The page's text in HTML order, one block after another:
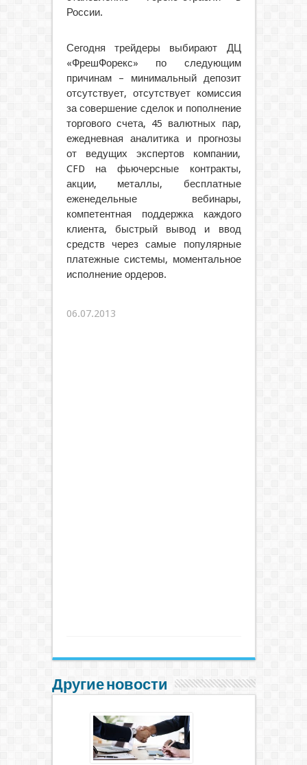
России.
Сегодня трейдеры выбирают ДЦ
«ФрешФорекс» по следующим
причинам – минимальный депозит
отсутствует, отсутствует комиссия
за совершение сделок и пополнение
торгового счета, 45 валютных пар,
ежедневная аналитика и прогнозы
от ведущих экспертов компании,
CFD на фьючерсные контракты,
акции, металлы, бесплатные
еженедельные вебинары,
компетентная поддержка каждого
клиента, быстрый вывод и ввод
средств через самые популярные
платежные системы, моментальное
исполнение ордеров.
06.07.2013
Другие новости